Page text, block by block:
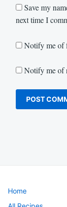
Save my
next time I
Notify me of
Notify me of
Home